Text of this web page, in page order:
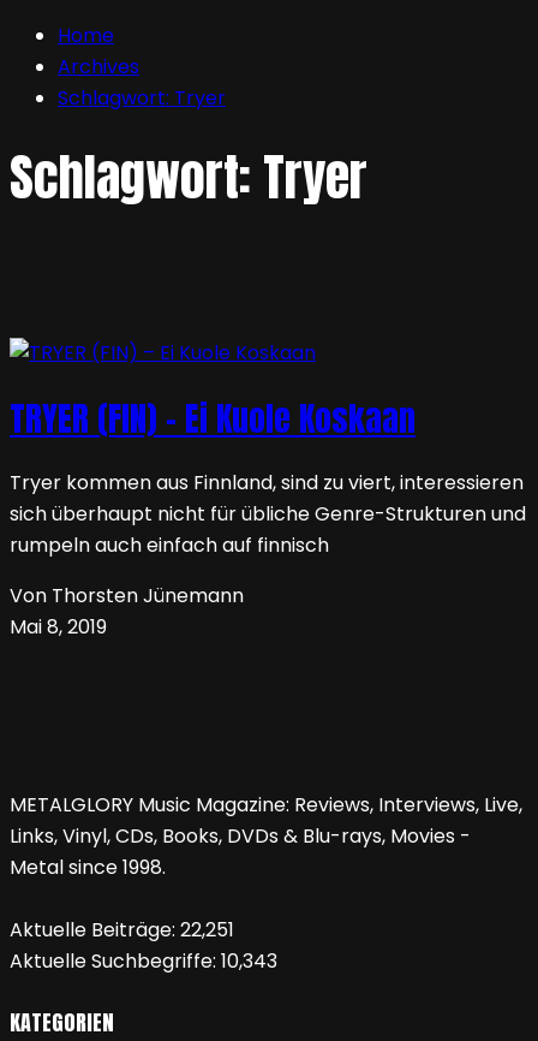
Home
Archives
Schlagwort: Tryer
Schlagwort:Tryer
TRYER (FIN) – Ei Kuole Koskaan
Tryer kommen aus Finnland, sind zu viert, interessieren
sich überhaupt nicht für übliche Genre-Strukturen und
rumpeln auch einfach auf finnisch
Von Thorsten Jünemann
Mai 8, 2019
METALGLORY Music Magazine: Reviews, Interviews, Live,
Links, Vinyl, CDs, Books, DVDs & Blu-rays, Movies -
Metal since 1998.
Aktuelle Beiträge: 22,251
Aktuelle Suchbegriffe: 10,343
KATEGORIEN